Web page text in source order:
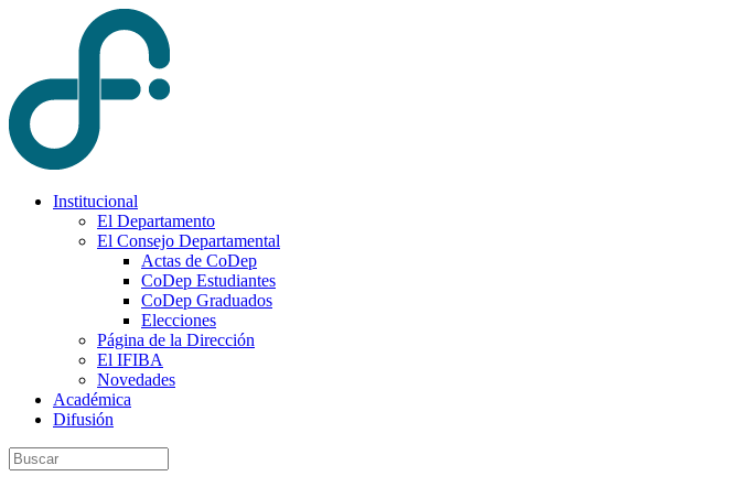
Institucional
El Departamento
El Consejo Departamental
Actas de CoDep
CoDep Estudiantes
CoDep Graduados
Elecciones
Página de la Dirección
El IFIBA
Novedades
Académica
Difusión